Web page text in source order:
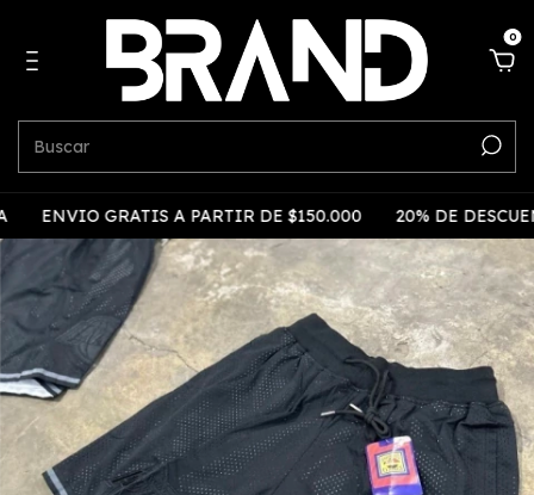
0
ENVIO GRATIS A PARTIR DE $150.000 20% DE